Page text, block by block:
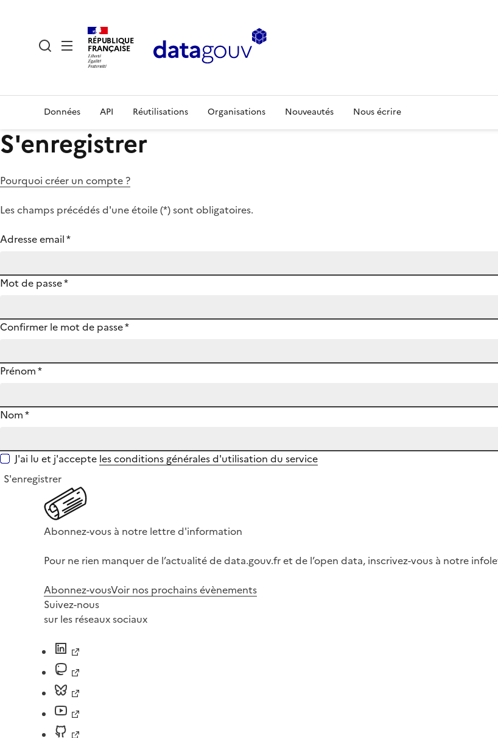
RÉPUBLIQUE
FRANÇAISE
Données API Réutilisations Organisations Nouveautés Nous écrire
S'enregistrer
Pourquoi créer un compte ?
Les champs précédés d'une étoile (*) sont obligatoires.
Adresse email*
Mot de passe*
Confirmer le mot de passe*
Prénom*
Nom*
J'ai lu et j'accepte les conditions générales d'utilisation du service
S'enregistrer
Abonnez-vous à notre lettre d'information
Pour ne rien manquer de l’actualité de data.gouv.fr et de l’open data, inscrivez-vous à notre
Abonnez-vousVoir nos prochains évènements
Suivez-nous
sur les réseaux sociaux